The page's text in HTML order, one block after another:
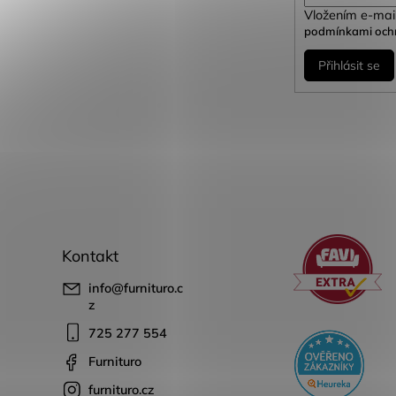
Vložením e-
podmínkami
Přihlásit se
Kontakt
info@furnituro.c
z
725 277 554
Furnituro
furnituro.cz